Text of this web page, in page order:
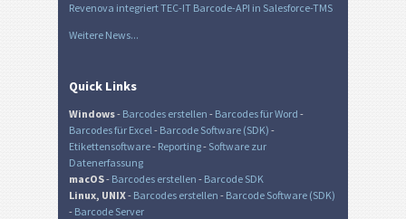
Revenova integriert TEC-IT Barcode-API in Salesforce-TMS
Weitere News...
Quick Links
Windows- Barcodes erstellen - Barcodes für Word -
Barcodes für Excel - Barcode Software (SDK) -
Etikettensoftware- Reporting- Software zur
Datenerfassung
macOS- Barcodes erstellen - Barcode SDK
Linux, UNIX- Barcodes erstellen - Barcode Software (SDK)
- Barcode Server